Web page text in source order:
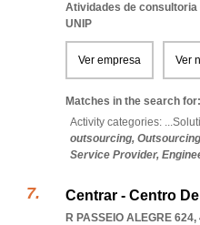
Atividades de
UNIP
Ver empresa Ver
Matches in the search for:
Activity categories: ...
outsourcing,
Service Provider,
Centrar - Centro
R PASSEIO ALEGRE